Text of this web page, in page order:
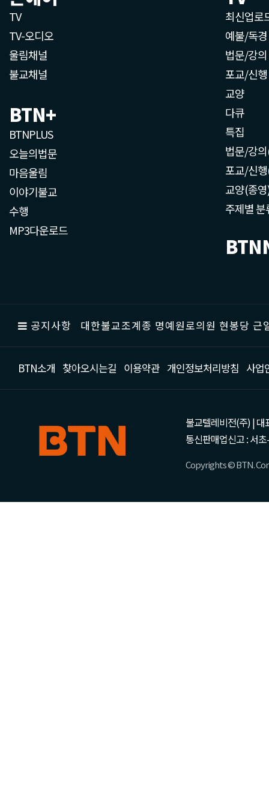
TV
TV-오디오
울림채널
불교채널
BTN+
BTNPLUS
오늘의법문
마음울림
이야기불교
수행
MP3다운로드
최신업로
예불/독경
법문/강의
포교/신행
교양
다큐
특집
법문/강
포교/신
교양(종
주제별 분
공지사항 대한불교조계종 명예원로의원 현봉당
BTN소개 찾아오시는길 이용약관 개인정보처리방침 사업
불교텔레비전(주) | 대
통신판매업신고 : 서
Copyrights © BTN.